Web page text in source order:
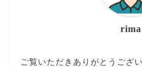
rima
ご覧いただきありがとうござ